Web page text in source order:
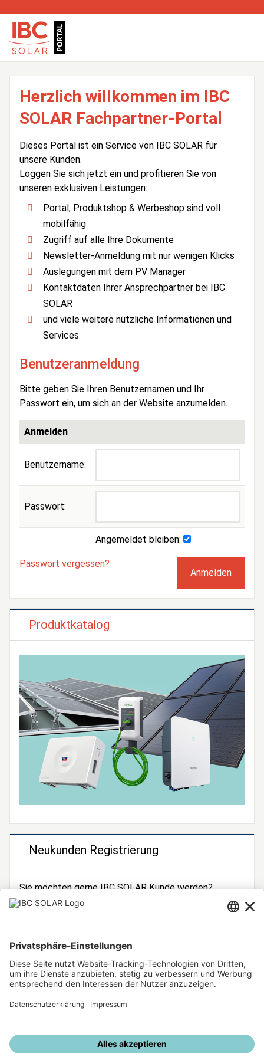
Herzlich willkommen im IBC
SOLAR Fachpartner-Portal
Dieses Portal ist ein Service von IBC SOLAR für
unsere Kunden.
Loggen Sie sich jetzt ein und profitieren Sie von
unseren exklusiven Leistungen:
Portal, Produktshop & Werbeshop sind voll
mobilfähig
Zugriff auf alle Ihre Dokumente
Newsletter-Anmeldung mit nur wenigen Klicks
Auslegungen mit dem PV Manager
Kontaktdaten Ihrer Ansprechpartner bei IBC
SOLAR
und viele weitere nützliche Informationen und
Services
Benutzeranmeldung
Bitte geben Sie Ihren Benutzernamen und Ihr
Passwort ein, um sich an der Website anzumelden.
Anmelden
Benutzername:
Passwort:
Angemeldet bleiben:
Passwort vergessen?
Produktkatalog
Neukunden Registrierung
Sie möchten gerne IBC SOLAR Kunde werden?
Dann registrieren Sie sich jetzt!
Unsere weiteren Angebote
IBC SOLAR Webseite